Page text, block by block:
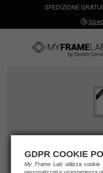
SPEDIZIONE
by Centro
GDPR COOKIE
My Frame Lab utilizza cookie